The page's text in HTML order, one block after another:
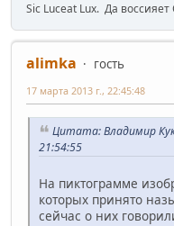
Sic Luceat Lux. Да воссияет
alimka
гость
17 марта 2013 г., 22:45:48
Цитата: Владимир
21:54:55
На пиктограмме
которых принято
сейчас о них